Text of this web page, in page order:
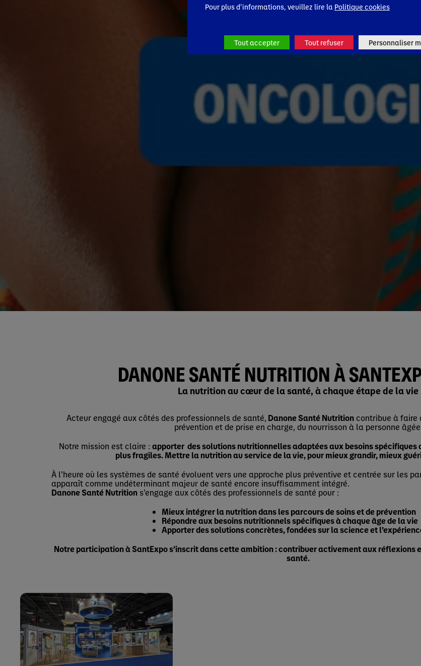
DANONE SANTÉ NUTRITION À
La nutrition au cœur de la santé, à chaque étape de la vie
Acteur engagé aux côtés des professionnels de santé, Danone Santé Nutritioncontribue à faire
prévention et de prise en charge, du nourrisson à la personne
Notre mission est claire : apporter des solutions nutritionnelles adaptées aux besoins spécifiques
plus fragiles. Mettre la nutrition au service de la vie, pour mieux grandir, mieux
À l’heure où les systèmes de santé évoluent vers une approche plus préventive et centrée sur les
apparaît comme undéterminant majeur de santé encore insuffisamment intégré.
Danone Santé Nutrition s’engage aux côtés des professionnels de santé pour :
Mieux intégrer la nutrition dans les parcours de soins et de prévention
Répondre aux besoins nutritionnels spécifiques à chaque âge de la vie
Apporter des solutions concrètes, fondées sur la science et
Notre participation à SantExpo s’inscrit dans cette ambition : contribuer activement aux réflexions
santé.
Pour plus d’informations, veuillez lire la Politique cookies
Tout accepter Tout refuser Personnaliser